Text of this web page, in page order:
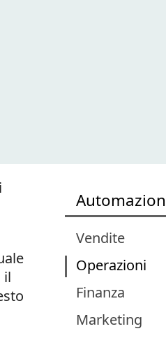
Vendite
Operazioni
Finanza
Marketing
il